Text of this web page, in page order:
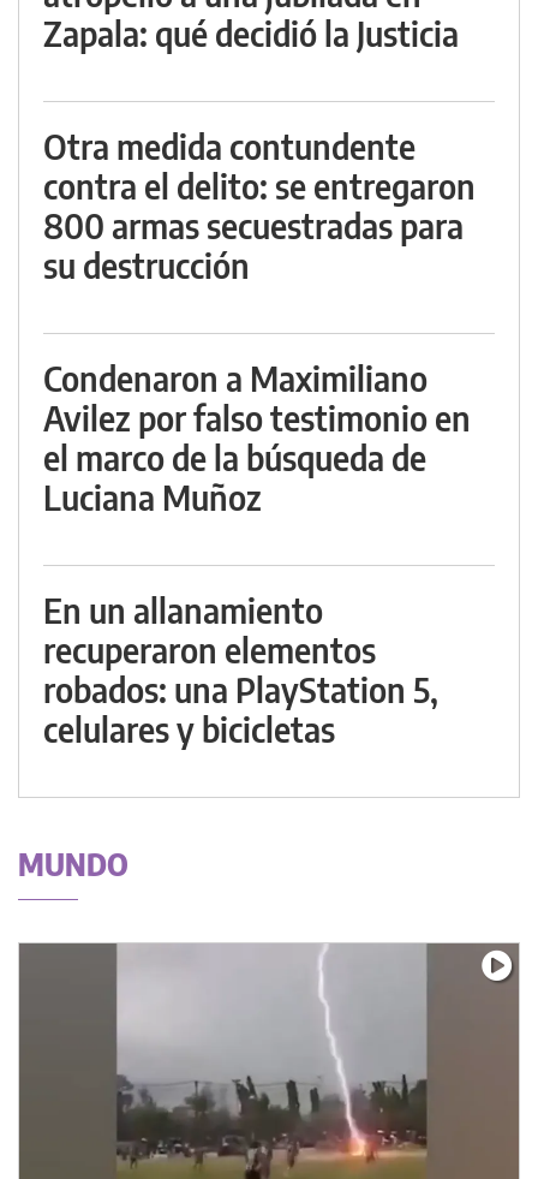
Zapala: qué decidió la Justicia
Otra medida contundente
contra el delito: se entregaron
800 armas secuestradas para
su destrucción
Condenaron a Maximiliano
Avilez por falso testimonio en
el marco de la búsqueda de
Luciana Muñoz
En un allanamiento
recuperaron elementos
robados: una PlayStation 5,
celulares y bicicletas
MUNDO